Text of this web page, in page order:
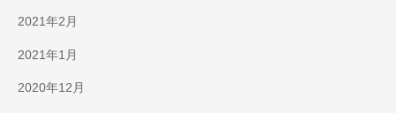
2021年2月
2021年1月
2020年12月